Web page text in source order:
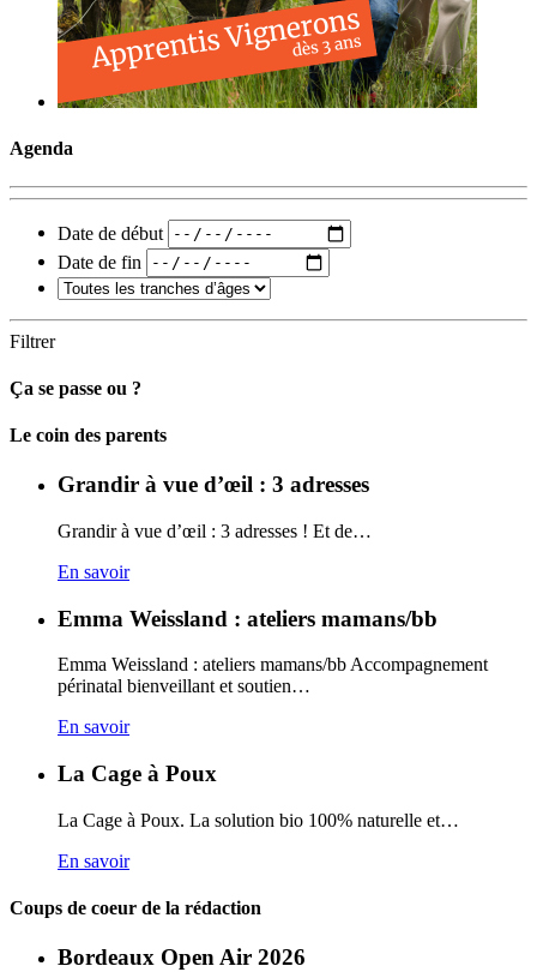
Agenda
Date de début
Date de fin
Filtrer
Ça se passe ou ?
Carto
Le coin des parents
Grandir à vue d’œil : 3 adresses
Grandir à vue d’œil : 3 adresses ! Et de…
En savoir
Emma Weissland : ateliers mamans/bb
Emma Weissland : ateliers mamans/bb Accompagnement
périnatal bienveillant et soutien…
En savoir
La Cage à Poux
La Cage à Poux. La solution bio 100% naturelle et…
En savoir
Coups de coeur de la rédaction
Bordeaux Open Air 2026